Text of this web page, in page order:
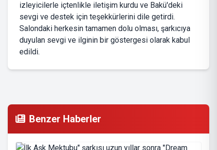
izleyicilerle içtenlikle iletişim kurdu ve Bakü'deki
sevgi ve destek için teşekkürlerini dile getirdi.
Salondaki herkesin tamamen dolu olması, şarkıcıya
duyulan sevgi ve ilginin bir göstergesi olarak kabul
edildi.
Benzer Haberler